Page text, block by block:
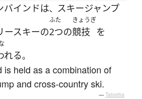
バインドは、 スキージャンプ
ースキーの
ふた
2つの
きょうぎ
競技 を
れる。
is held as a combination of
and cross-country ski.
— Tatoeba